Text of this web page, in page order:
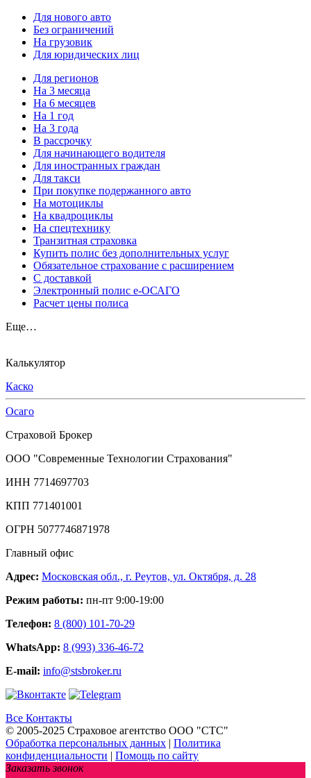
Для нового авто
Без ограничений
На грузовик
Для юридических лиц
Для регионов
На 3 месяца
На 6 месяцев
На 1 год
На 3 года
В рассрочку
Для начинающего водителя
Для иностранных граждан
Для такси
При покупке подержанного авто
На мотоциклы
На квадроциклы
На спецтехнику
Транзитная страховка
Купить полис без дополнительных услуг
Обязательное страхование с расширением
С доставкой
Электронный полис е-ОСАГО
Расчет цены полиса
Еще…
Калькулятор
Каско
Осаго
Страховой Брокер
ООО "Современные Технологии Страхования"
ИНН 7714697703
КПП 771401001
ОГРН 5077746871978
Главный офис
Адрес: Московская обл., г. Реутов, ул. Октября, д. 28
Режим работы: пн-пт 9:00-19:00
Телефон: 8 (800) 101-70-29
WhatsApp: 8 (993) 336-46-72
E-mail: info@stsbroker.ru
Все Контакты
© 2005-2025 Страховое агентство ООО "СТС"
Обработка персональных данных | Политика
конфиденциальности | Помощь по сайту
Заказать звонок